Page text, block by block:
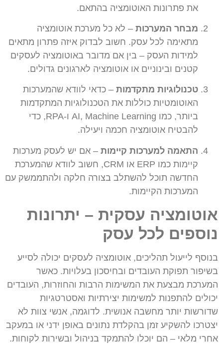
את פתרונות האוטומציה בהתאם.
מבחר המערכות – לא כל מערכת אוטומציה
מתאימה לכל עסק. חשוב לבדוק איזה פתרון מתאים
למידות העסק – בין אם מדובר באוטומציה לעסקים
קטנים ובינוניים או אוטומציה לארגונים גדולים.
טכנולוגיות מתקדמות – כדאי לוודא שהמערכות
האוטומטיות כוללות את הטכנולוגיות המתקדמות
ביותר, כמו AI, Machine Learning ו-RPA, כדי
להבטיח אוטומציה חכמה ויעילה.
התאמה למערכות קיימות – אם יש לעסק מערכות
קיימות כמו ERP או CRM, חשוב לוודא שהמערכת
החדשה תוכל להשתלב בצורה חלקה ולהתממשק עם
המערכות הקיימות.
אוטומציה עסקית – יתרונות
נוספים לכל עסק
בנוסף לייעול תהליכים, אוטומציה לעסקים יכולה לסייע
בשיפור תפוקת העובדים ובחיסכון בעלויות. כאשר
המערכת מבצעת את המשימות הרבות והחוזרות, העובדים
יכולים להתפנות למשימות יצירתיות ואסטרטגיות
שדורשות יותר מחשבה אנושית. לדוגמה, אנשי צוות לא
יצטרכו להשקיע זמן בהקלדת נתונים באופן ידני או במעקב
אחרי מלאי – הם יוכלו להתמקד בניהול ובשירות לקוחות.